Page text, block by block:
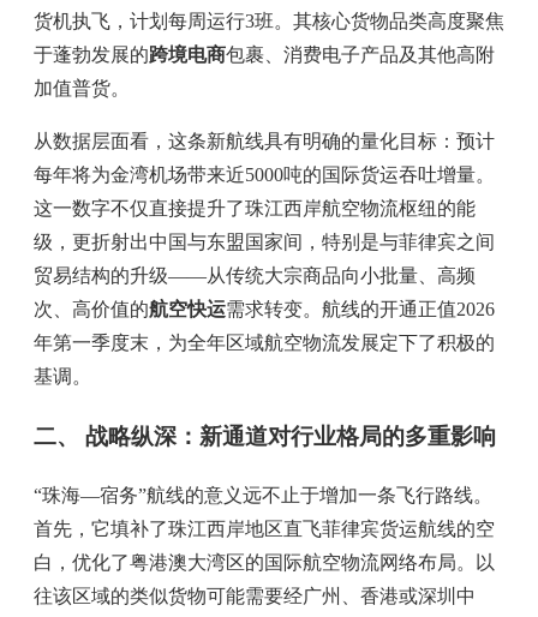
货机执飞，计划每周运行3班。其核心货物品类高度聚焦
于蓬勃发展的跨境电商包裹、消费电子产品及其他高附
加值普货。
从数据层面看，这条新航线具有明确的量化目标：预计
每年将为金湾机场带来近5000吨的国际货运吞吐增量。
这一数字不仅直接提升了珠江西岸航空物流枢纽的能
级，更折射出中国与东盟国家间，特别是与菲律宾之间
贸易结构的升级——从传统大宗商品向小批量、高频
次、高价值的航空快运需求转变。航线的开通正值2026
年第一季度末，为全年区域航空物流发展定下了积极的
基调。
二、 战略纵深：新通道对行业格局的多重影响
“珠海—宿务”航线的意义远不止于增加一条飞行路线。
首先，它填补了珠江西岸地区直飞菲律宾货运航线的空
白，优化了粤港澳大湾区的国际航空物流网络布局。以
往该区域的类似货物可能需要经广州、香港或深圳中